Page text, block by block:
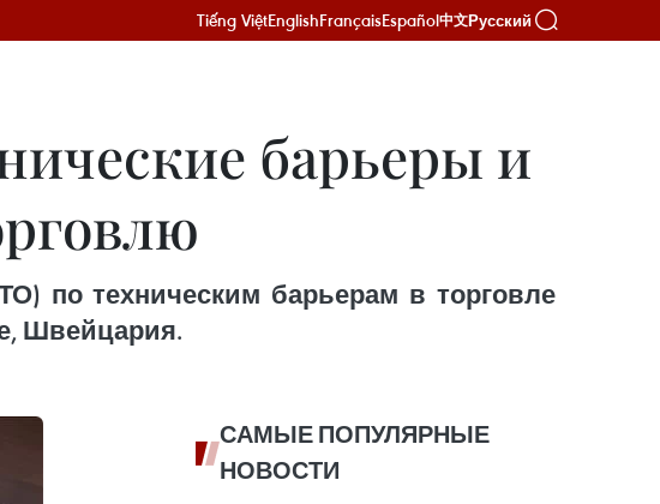
Tiếng ViệtEnglishFrançaisEspañol中文Русский
барьеры и
по техническим барьерам в торговле
Швейцария.
САМЫЕ ПОПУЛЯРНЫЕ
НОВОСТИ